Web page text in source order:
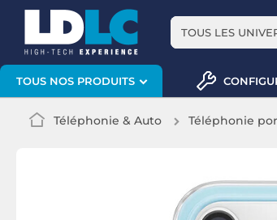
TOUS LES
TOUS NOS PRODUITS
Téléphonie & Auto Téléphonie